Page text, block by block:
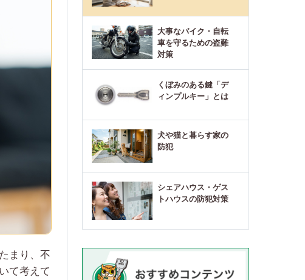
まり、不
て考えて
大事なバイク・自転
車を守るための盗難
対策
くぼみのある鍵「デ
ィンプルキー」とは
犬や猫と暮らす家の
防犯
シェアハウス・ゲス
トハウスの防犯対策